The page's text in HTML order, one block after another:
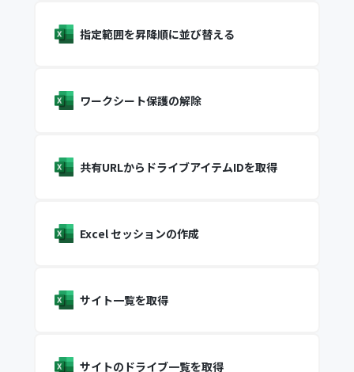
指定範囲を昇降順に並び替える
ワークシート保護の解除
共有URLからドライブアイテムIDを取得
Excel セッションの作成
サイト一覧を取得
サイトのドライブ一覧を取得